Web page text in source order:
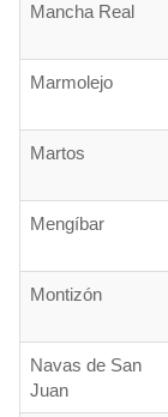
Mancha Real
Marmolejo
Martos
Mengíbar
Montizón
Navas de San
Juan